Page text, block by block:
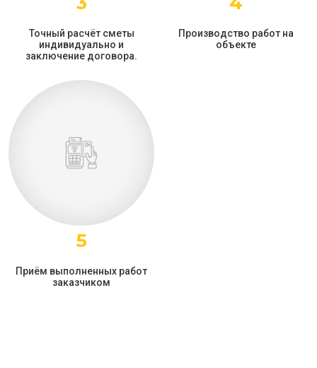
Точный расчёт сметы
индивидуально и
заключение договора.
Производство работ на
объекте
5
Приём выполненных работ
заказчиком